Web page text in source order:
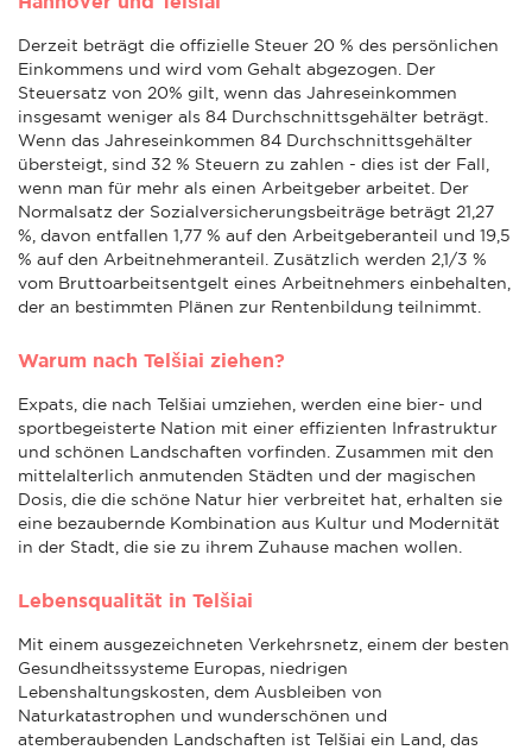
Derzeit beträgt die offizielle Steuer 20 % des persönlichen
Einkommens und wird vom Gehalt abgezogen. Der
Steuersatz von 20% gilt, wenn das Jahreseinkommen
insgesamt weniger als 84 Durchschnittsgehälter beträgt.
Wenn das Jahreseinkommen 84 Durchschnittsgehälter
übersteigt, sind 32 % Steuern zu zahlen - dies ist der Fall,
wenn man für mehr als einen Arbeitgeber arbeitet. Der
Normalsatz der Sozialversicherungsbeiträge beträgt 21,27
%, davon entfallen 1,77 % auf den Arbeitgeberanteil und 19,5
% auf den Arbeitnehmeranteil. Zusätzlich werden 2,1/3 %
vom Bruttoarbeitsentgelt eines Arbeitnehmers einbehalten,
der an bestimmten Plänen zur Rentenbildung teilnimmt.
Warum nach Telšiai ziehen?
Expats, die nach Telšiai umziehen, werden eine bier- und
sportbegeisterte Nation mit einer effizienten Infrastruktur
und schönen Landschaften vorfinden. Zusammen mit den
mittelalterlich anmutenden Städten und der magischen
Dosis, die die schöne Natur hier verbreitet hat, erhalten sie
eine bezaubernde Kombination aus Kultur und Modernität
in der Stadt, die sie zu ihrem Zuhause machen wollen.
Lebensqualität in Telšiai
Mit einem ausgezeichneten Verkehrsnetz, einem der besten
Gesundheitssysteme Europas, niedrigen
Lebenshaltungskosten, dem Ausbleiben von
Naturkatastrophen und wunderschönen und
atemberaubenden Landschaften ist Telšiai ein Land, das